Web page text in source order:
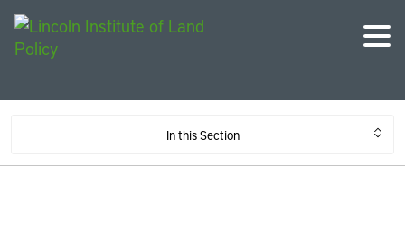
In this Section